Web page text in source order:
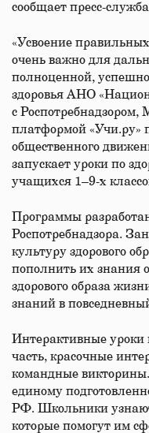
сообщает пресс-
«Усвоение
очень важно для
полноценной,
здоровья АНО
с
платформой «Учи.ру»
общественного
запускает уроки по
учащихся 1–9-х
Программы
Роспотребнадзора.
культуру здорового
пополнить их знания
здорового образа
знаний в
Интерактивные уроки
часть, красочные
командные
единому
РФ. Школьники
которые помогут им